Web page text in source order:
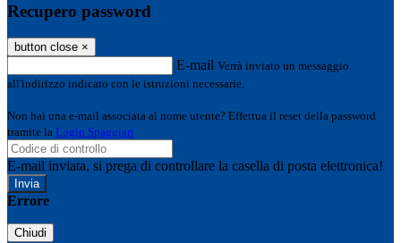
Recupero password
button close ×
E-mail Verrà inviato un messaggio
all'indirizzo indicato con le istruzioni necessarie.
Non hai una e-mail associata al nome utente? Effettua il reset della password
tramite la Login Spaggiari
E-mail inviata, si prega di controllare la casella di posta elettronica!
Errore
Chiudi